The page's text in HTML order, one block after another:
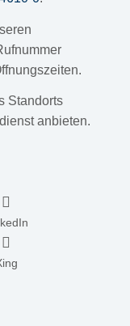
Standorts
anbieten.